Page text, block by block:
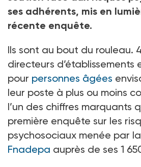
ses adhérents, mis en
récente enquête.
Ils sont au bout du rouleau.
directeurs d’établissements
pour personnes âgées
leur poste à plus ou moins
l’un des chiffres marquants
première enquête sur les
psychosociaux menée par la
Fnadepa auprès de ses 1